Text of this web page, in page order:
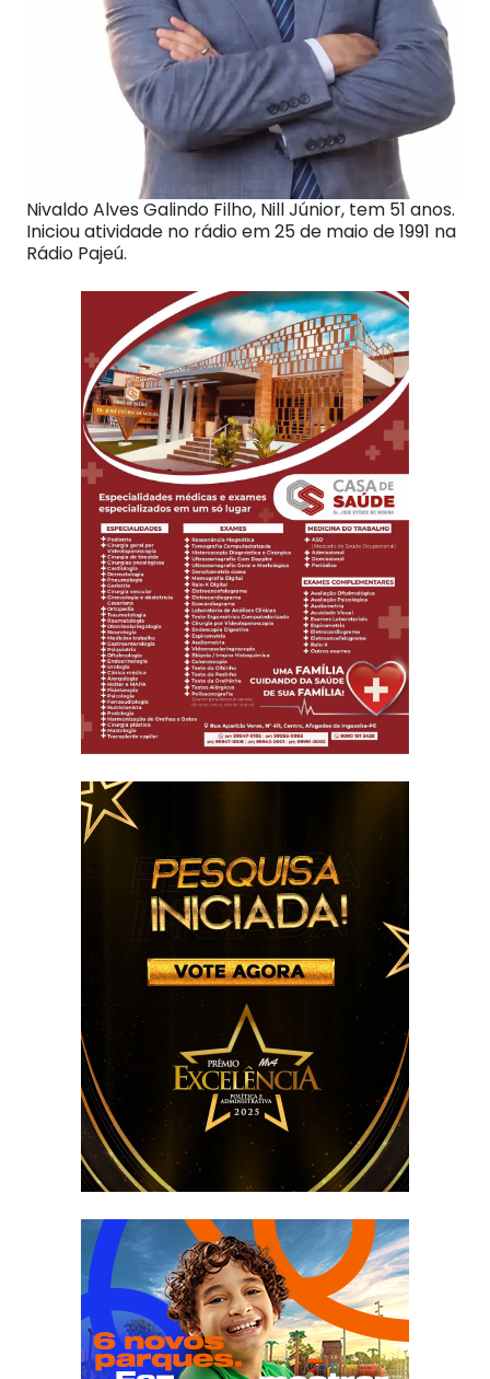
Nivaldo Alves Galindo Filho, Nill Júnior, tem 51 anos.
Iniciou atividade no rádio em 25 de maio de 1991 na
Rádio Pajeú.